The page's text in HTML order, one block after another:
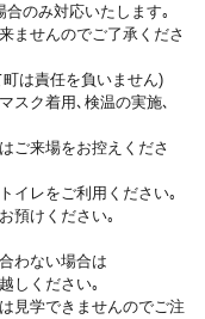
合のみ対応いたします｡
ませんのでご了承くださ
は責任を負いません)
スク着用､検温の実施､
ご来場をお控えくださ
イレをご利用ください｡
預けください｡
わない場合は
しください｡
見学できませんのでご注